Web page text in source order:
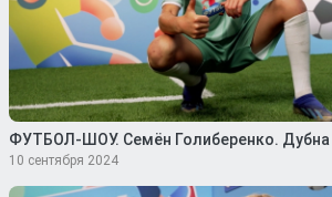
ФУТБОЛ-ШОУ. Семён Голиберенко. Дубна
10 сентября 2024